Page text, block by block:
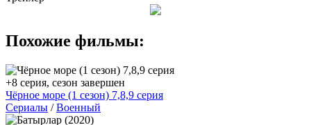
Похожие фильмы:
+8 серия, сезон завершен
Чёрное море (1 сезон) 7,8,9 серия
Сериалы /Военный